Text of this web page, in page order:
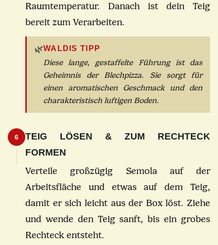
Raumtemperatur. Danach ist dein Teig
bereit zum Verarbeiten.
🌿WALDIS TIPP
Diese lange, gestaffelte Führung ist das
Geheimnis der Blechpizza. Sie sorgt für
einen aromatischen Geschmack und den
charakteristisch luftigen Boden.
6
TEIG LÖSEN & ZUM RECHTECK
FORMEN
Verteile großzügig Semola auf der
Arbeitsfläche und etwas auf dem Teig,
damit er sich leicht aus der Box löst. Ziehe
und wende den Teig sanft, bis ein grobes
Rechteck entsteht.